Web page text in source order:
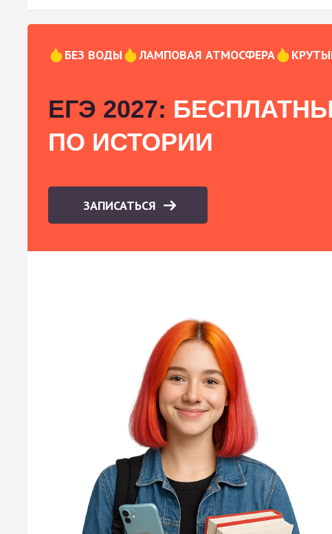
БЕЗ ВОДЫ ЛАМПОВАЯ АТМОСФЕРА
ЕГЭ 2027:
ПО ИСТОРИИ
ЗАПИСАТЬСЯ